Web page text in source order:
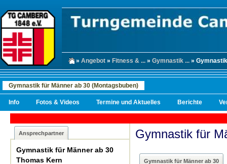
» Angebot » Fitness & ... » Gymnastik ... »
Gymnastik für Männer ab 30 (Montagsbuben)
Info Fotos & Videos Termine und Aktuelles Berichte
Ansprechpartner
Gymnastik für Männer ab 30
Thomas Kern
Gymnastik für
Gymnastik für Männer ab 30